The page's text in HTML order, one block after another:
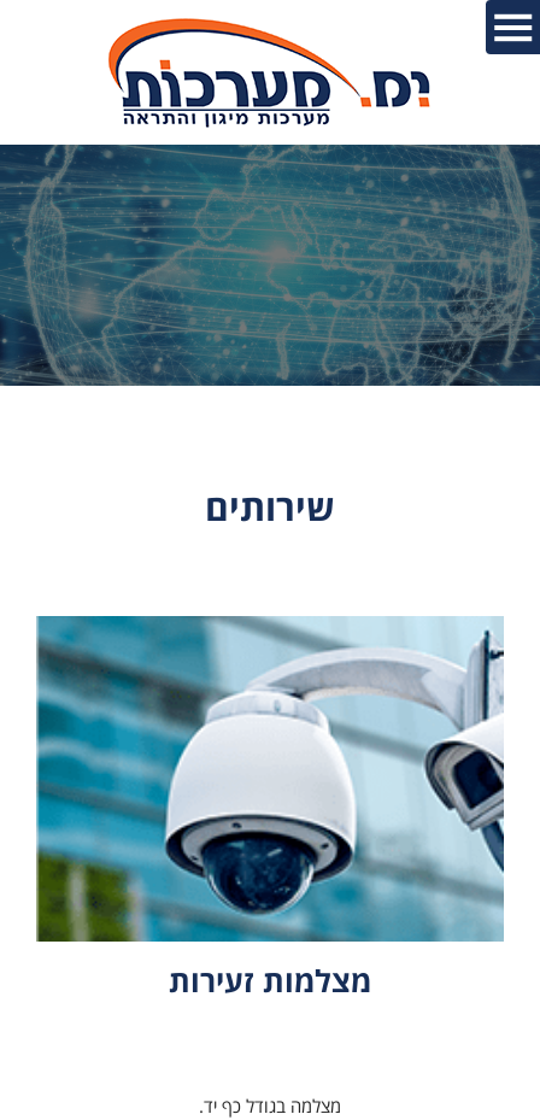
שירותים
מצלמות זעירות
מצלמה בגודל כף יד.